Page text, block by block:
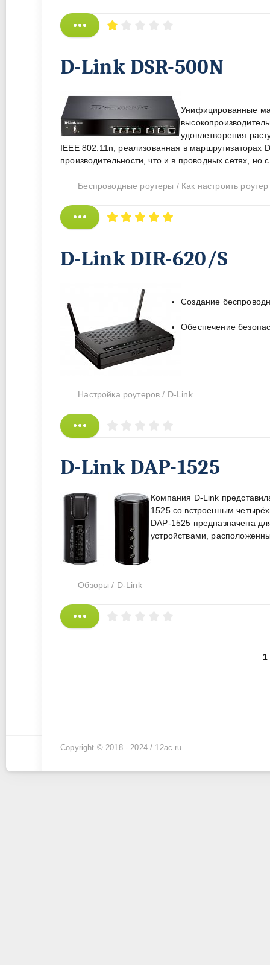
D-Link DSR-500N
Унифицированные
удовлетворения
IEEE 802.11n, реализованная в маршрутизаторах
производительности, что и в проводных сетях,
Беспроводные роутеры / Как настроить роутер
D-Link DIR-620/S
Создание
Обеспечение
Настройка роутеров / D-Link
D-Link DAP-1525
Компания D-Link
1525 со встроенным
DAP-1525 предназначена
устройствами,
Обзоры / D-Link
1
Copyright © 2018 - 2024 / 12ac.ru